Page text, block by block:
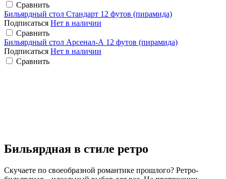
Сравнить
Бильярдный стол Стандарт 12 футов (пирамида)
Подписаться Нет в наличии
Сравнить
Бильярдный стол Арсенал-А 12 футов (пирамида)
Подписаться Нет в наличии
Сравнить
Бильярдная в стиле ретро
Скучаете по своеобразной романтике прошлого? Ретро-